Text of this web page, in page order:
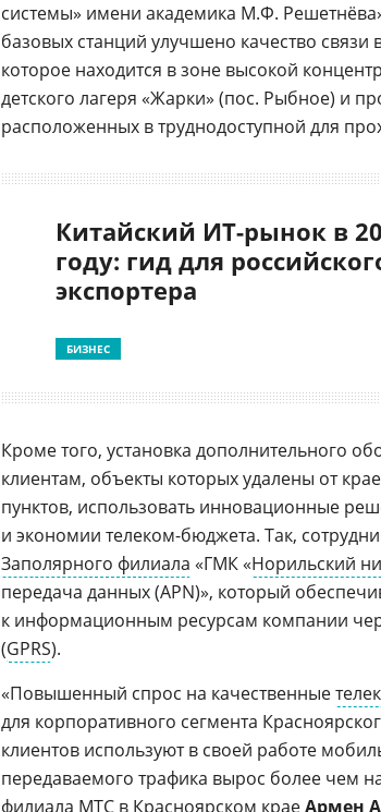
системы» имени академика М.Ф.
базовых станций улучшено качество связи
которое находится в зоне высокой
детского лагеря «Жарки» (пос. Рыбное) и
расположенных в труднодоступной для
Китайский ИТ-рынок в
году: гид для
экспортера
БИЗНЕС
Кроме того, установка дополнительного
клиентам, объекты которых удалены от
пунктов, использовать инновационные
и экономии телеком-бюджета. Так,
Заполярного филиала «ГМК «Норильский
передача данных (APN)», который
к информационным ресурсам компании
(GPRS).
«Повышенный спрос на качественные
для корпоративного сегмента
клиентов используют в своей работе
передаваемого трафика вырос более чем
филиала МТС в Красноярском краеАрмен